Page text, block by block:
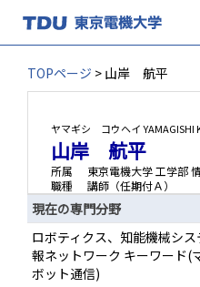
TOPページ > 山岸 航平
ヤマギシ コウヘイ YAMAGISHI
山岸 航平
所属
東京電機大学 工学部
職種
講師（任期付Ａ）
現在の専門分野
ロボティクス、知能機械シ
報ネットワーク キーワード(
ボット通信)